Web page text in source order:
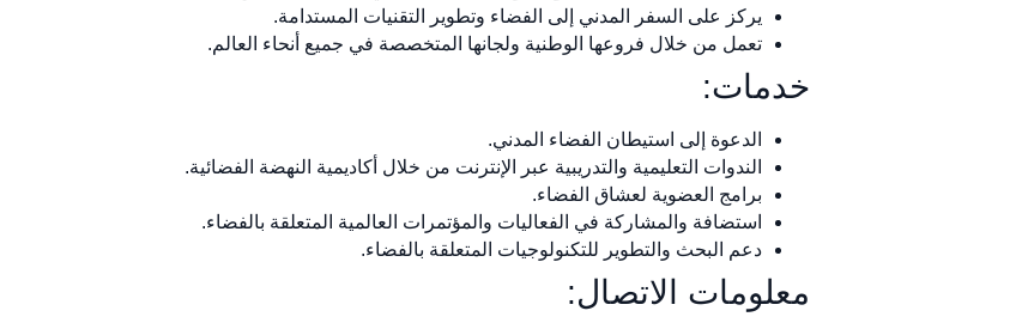
يركز على السفر المدني إلى الفضاء وتطوير التقنيات المستدامة.
تعمل من خلال فروعها الوطنية ولجانها المتخصصة في جميع أنحاء العالم.
خدمات:
الدعوة إلى استيطان الفضاء المدني.
الندوات التعليمية والتدريبية عبر الإنترنت من خلال أكاديمية النهضة الفضائية.
برامج العضوية لعشاق الفضاء.
استضافة والمشاركة في الفعاليات والمؤتمرات العالمية المتعلقة بالفضاء.
دعم البحث والتطوير للتكنولوجيات المتعلقة بالفضاء.
معلومات الاتصال: